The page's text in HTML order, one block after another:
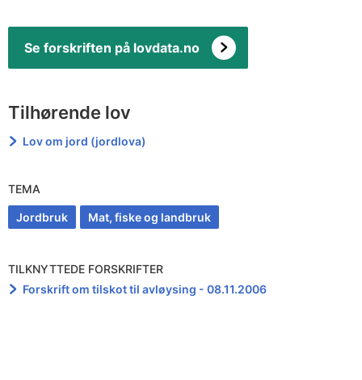
Se forskriften på lovdata.no
Tilhørende lov
Lov om jord (jordlova)
TEMA
Jordbruk Mat, fiske og landbruk
TILKNYTTEDE FORSKRIFTER
Forskrift om tilskot til avløysing - 08.11.2006